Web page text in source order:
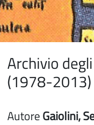
Archivio
(1978-2013)
AutoreGaiolini,